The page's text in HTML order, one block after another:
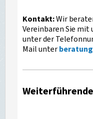
Kontakt:Wir
Vereinbaren Sie
unter der
Mail unterberatung